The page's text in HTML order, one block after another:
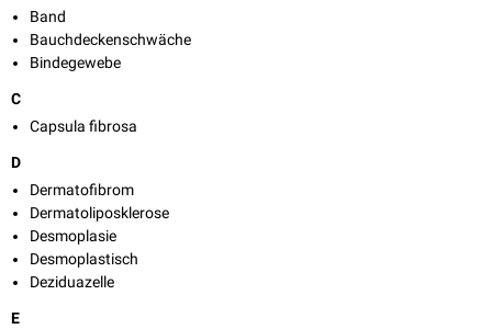
Band
Bauchdeckenschwäche
Bindegewebe
C
Capsula fibrosa
D
Dermatofibrom
Dermatoliposklerose
Desmoplasie
Desmoplastisch
Deziduazelle
E